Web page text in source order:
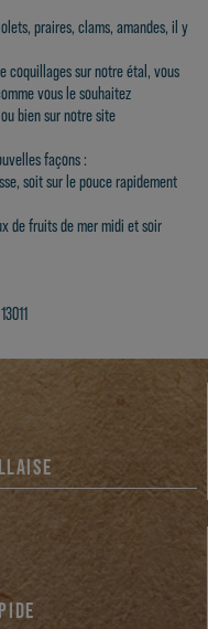
praires, clams, amandes, il y
coquillages sur notre étal, vous
vous le souhaitez
bien sur notre site
façons :
soit sur le pouce rapidement
de fruits de mer midi et soir